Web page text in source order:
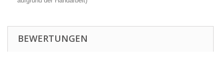
BEWERTUNGEN